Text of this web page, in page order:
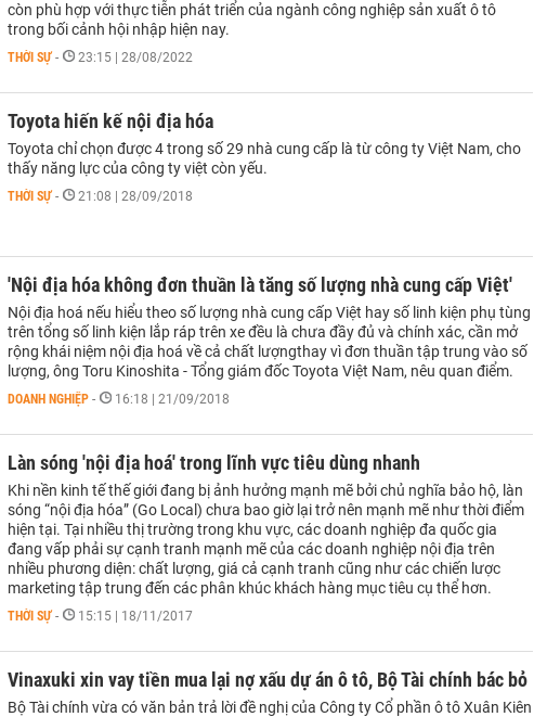
còn phù hợp với thực tiễn phát triển của ngành công nghiệp sản xuất ô tô
trong bối cảnh hội nhập hiện nay.
THỜI SỰ - 23:15 | 28/08/2022
Toyota hiến kế nội địa hóa
Toyota chỉ chọn được 4 trong số 29 nhà cung cấp là từ công ty Việt Nam, cho
thấy năng lực của công ty việt còn yếu.
THỜI SỰ - 21:08 | 28/09/2018
'Nội địa hóa không đơn thuần là tăng số lượng nhà cung cấp Việt'
Nội địa hoá nếu hiểu theo số lượng nhà cung cấp Việt hay số linh kiện phụ tùng
trên tổng số linh kiện lắp ráp trên xe đều là chưa đầy đủ và chính xác, cần mở
rộng khái niệm nội địa hoá về cả chất lượngthay vì đơn thuần tập trung vào số
lượng, ông Toru Kinoshita - Tổng giám đốc Toyota Việt Nam, nêu quan điểm.
DOANH NGHIỆP - 16:18 | 21/09/2018
Làn sóng 'nội địa hoá' trong lĩnh vực tiêu dùng nhanh
Khi nền kinh tế thế giới đang bị ảnh hưởng mạnh mẽ bởi chủ nghĩa bảo hộ, làn
sóng “nội địa hóa” (Go Local) chưa bao giờ lại trở nên mạnh mẽ như thời điểm
hiện tại. Tại nhiều thị trường trong khu vực, các doanh nghiệp đa quốc gia
đang vấp phải sự cạnh tranh mạnh mẽ của các doanh nghiệp nội địa trên
nhiều phương diện: chất lượng, giá cả cạnh tranh cũng như các chiến lược
marketing tập trung đến các phân khúc khách hàng mục tiêu cụ thể hơn.
THỜI SỰ - 15:15 | 18/11/2017
Vinaxuki xin vay tiền mua lại nợ xấu dự án ô tô, Bộ Tài chính bác bỏ
Bộ Tài chính vừa có văn bản trả lời đề nghị của Công ty Cổ phần ô tô Xuân Kiên